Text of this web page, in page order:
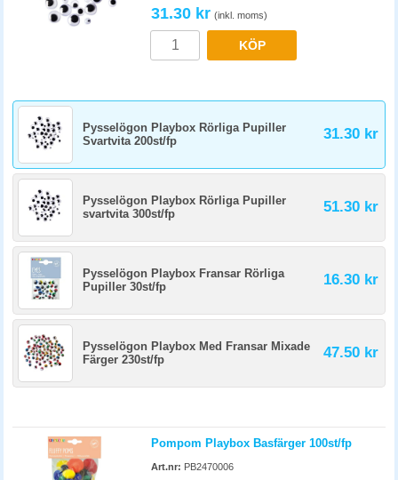
31.30 kr (inkl. moms)
KÖP
Pysselögon Playbox Rörliga Pupiller
Svartvita 200st/fp
31.30 kr
Pysselögon Playbox Rörliga Pupiller
svartvita 300st/fp
51.30 kr
Pysselögon Playbox Fransar Rörliga
Pupiller 30st/fp
16.30 kr
Pysselögon Playbox Med Fransar Mixade
Färger 230st/fp
47.50 kr
Pompom Playbox Basfärger 100st/fp
Art.nr: PB2470006